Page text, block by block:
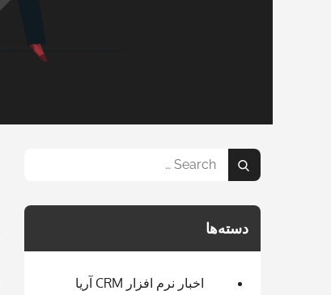
Search
for:
Search
دسته‌ها
اخبار نرم افزار CRM آریا